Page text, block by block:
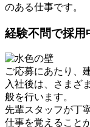
のある仕事です。
経験不問で採用
ご応募にあたり、
入社後は、さまざ
般を行います。
先輩スタッフが丁
仕事を覚えること